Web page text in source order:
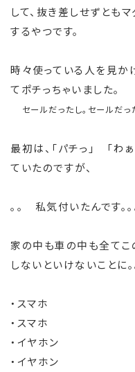
して、抜き差しせずともマ
するやつです。
時々使っている人を見か
てポチっちゃいました。
セールだったし。セールだっ
最初は、「パチっ」 「わ
ていたのですが、
。。 私気付いたんです。。
家の中も車の中も全てこ
しないといけないことに。
・スマホ
・スマホ
・イヤホン
・イヤホン